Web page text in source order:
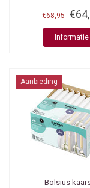
€68,95
Informatie
Aanbieding
Bolsius